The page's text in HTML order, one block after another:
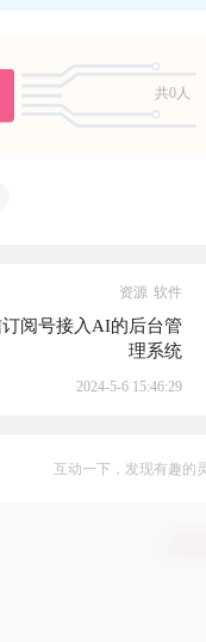
共0人
资源 软件
阅号接入AI的后台管
理系统
2024-5-6 15:46:29
互动一下，发现有趣的